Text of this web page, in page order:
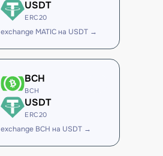
USDT
ERC20
exchange MATIC на USDT →
BCH
BCH
USDT
ERC20
exchange BCH на USDT →